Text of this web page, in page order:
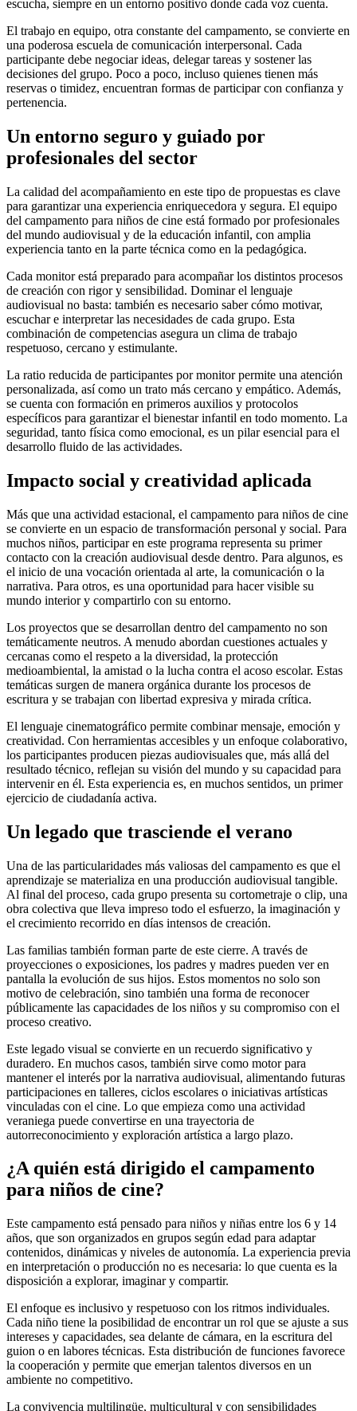
escucha, siempre en un entorno positivo donde cada voz cuenta.
El trabajo en equipo, otra constante del campamento, se convierte en
una poderosa escuela de comunicación interpersonal. Cada
participante debe negociar ideas, delegar tareas y sostener las
decisiones del grupo. Poco a poco, incluso quienes tienen más
reservas o timidez, encuentran formas de participar con confianza y
pertenencia.
Un entorno seguro y guiado por
profesionales del sector
La calidad del acompañamiento en este tipo de propuestas es clave
para garantizar una experiencia enriquecedora y segura. El equipo
del campamento para niños de cine está formado por profesionales
del mundo audiovisual y de la educación infantil, con amplia
experiencia tanto en la parte técnica como en la pedagógica.
Cada monitor está preparado para acompañar los distintos procesos
de creación con rigor y sensibilidad. Dominar el lenguaje
audiovisual no basta: también es necesario saber cómo motivar,
escuchar e interpretar las necesidades de cada grupo. Esta
combinación de competencias asegura un clima de trabajo
respetuoso, cercano y estimulante.
La ratio reducida de participantes por monitor permite una atención
personalizada, así como un trato más cercano y empático. Además,
se cuenta con formación en primeros auxilios y protocolos
específicos para garantizar el bienestar infantil en todo momento. La
seguridad, tanto física como emocional, es un pilar esencial para el
desarrollo fluido de las actividades.
Impacto social y creatividad aplicada
Más que una actividad estacional, el campamento para niños de cine
se convierte en un espacio de transformación personal y social. Para
muchos niños, participar en este programa representa su primer
contacto con la creación audiovisual desde dentro. Para algunos, es
el inicio de una vocación orientada al arte, la comunicación o la
narrativa. Para otros, es una oportunidad para hacer visible su
mundo interior y compartirlo con su entorno.
Los proyectos que se desarrollan dentro del campamento no son
temáticamente neutros. A menudo abordan cuestiones actuales y
cercanas como el respeto a la diversidad, la protección
medioambiental, la amistad o la lucha contra el acoso escolar. Estas
temáticas surgen de manera orgánica durante los procesos de
escritura y se trabajan con libertad expresiva y mirada crítica.
El lenguaje cinematográfico permite combinar mensaje, emoción y
creatividad. Con herramientas accesibles y un enfoque colaborativo,
los participantes producen piezas audiovisuales que, más allá del
resultado técnico, reflejan su visión del mundo y su capacidad para
intervenir en él. Esta experiencia es, en muchos sentidos, un primer
ejercicio de ciudadanía activa.
Un legado que trasciende el verano
Una de las particularidades más valiosas del campamento es que el
aprendizaje se materializa en una producción audiovisual tangible.
Al final del proceso, cada grupo presenta su cortometraje o clip, una
obra colectiva que lleva impreso todo el esfuerzo, la imaginación y
el crecimiento recorrido en días intensos de creación.
Las familias también forman parte de este cierre. A través de
proyecciones o exposiciones, los padres y madres pueden ver en
pantalla la evolución de sus hijos. Estos momentos no solo son
motivo de celebración, sino también una forma de reconocer
públicamente las capacidades de los niños y su compromiso con el
proceso creativo.
Este legado visual se convierte en un recuerdo significativo y
duradero. En muchos casos, también sirve como motor para
mantener el interés por la narrativa audiovisual, alimentando futuras
participaciones en talleres, ciclos escolares o iniciativas artísticas
vinculadas con el cine. Lo que empieza como una actividad
veraniega puede convertirse en una trayectoria de
autorreconocimiento y exploración artística a largo plazo.
¿A quién está dirigido el campamento
para niños de cine?
Este campamento está pensado para niños y niñas entre los 6 y 14
años, que son organizados en grupos según edad para adaptar
contenidos, dinámicas y niveles de autonomía. La experiencia previa
en interpretación o producción no es necesaria: lo que cuenta es la
disposición a explorar, imaginar y compartir.
El enfoque es inclusivo y respetuoso con los ritmos individuales.
Cada niño tiene la posibilidad de encontrar un rol que se ajuste a sus
intereses y capacidades, sea delante de cámara, en la escritura del
guion o en labores técnicas. Esta distribución de funciones favorece
la cooperación y permite que emerjan talentos diversos en un
ambiente no competitivo.
La convivencia multilingüe, multicultural y con sensibilidades